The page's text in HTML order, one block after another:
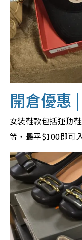
開倉優惠
女裝鞋款包括運動
等，最平$100即可